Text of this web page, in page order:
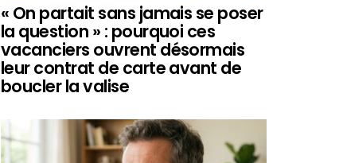
« On partait sans jamais se poser
la question » : pourquoi ces
vacanciers ouvrent désormais
leur contrat de carte avant de
boucler la valise